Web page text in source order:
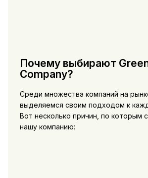
Почему выбирают
Company?
Среди множества компаний на
выделяемся своим подходом к
Вот несколько причин, по которым
нашу компанию: